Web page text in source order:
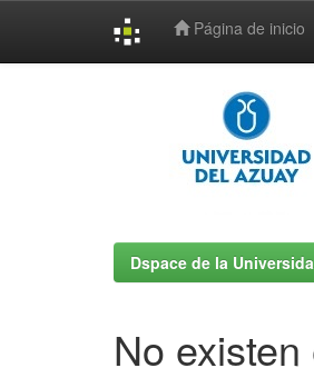
Página de inicio
Dspace de la
No